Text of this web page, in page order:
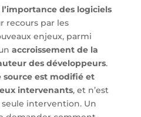
des logiciels
recours par les
enjeux, parmi
accroissement de la
des développeurs.
source est modifié et
intervenants, et n’est
intervention. Un